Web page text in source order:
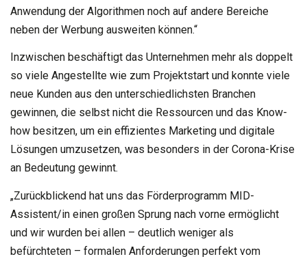
Anwendung der Algorithmen noch auf andere Bereiche
neben der Werbung ausweiten können.“
Inzwischen beschäftigt das Unternehmen mehr als doppelt
so viele Angestellte wie zum Projektstart und konnte viele
neue Kunden aus den unterschiedlichsten Branchen
gewinnen, die selbst nicht die Ressourcen und das Know-
how besitzen, um ein effizientes Marketing und digitale
Lösungen umzusetzen, was besonders in der Corona-Krise
an Bedeutung gewinnt.
„Zurückblickend hat uns das Förderprogramm MID-
Assistent/in einen großen Sprung nach vorne ermöglicht
und wir wurden bei allen – deutlich weniger als
befürchteten – formalen Anforderungen perfekt vom